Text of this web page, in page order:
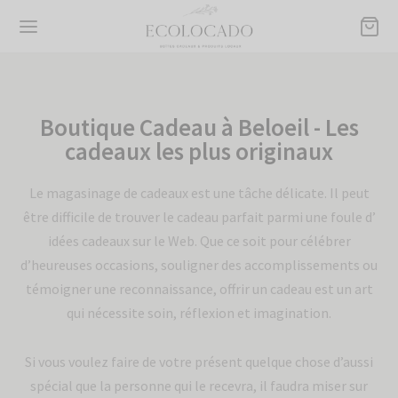
Boutique Cadeau à Beloeil - Les
cadeaux les plus originaux
Le magasinage de cadeaux est une tâche délicate. Il peut
être difficile de trouver le cadeau parfait parmi une foule d’
idées cadeaux sur le Web. Que ce soit pour célébrer
d’heureuses occasions, souligner des accomplissements ou
témoigner une reconnaissance, offrir un cadeau est un art
qui nécessite soin, réflexion et imagination.
Si vous voulez faire de votre présent quelque chose d’aussi
spécial que la personne qui le recevra, il faudra miser sur
cadeaux
individuels
CADEAUX
vivre
INDIVIDUELS
Ecolocado
pères
ECOLOCADO
démaquillantes
prêtes à livrer
promotionnels